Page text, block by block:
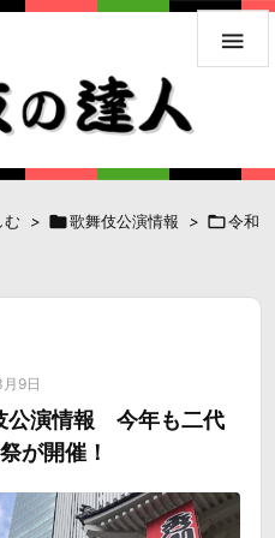

む > 歌舞伎公演情報 > 令和
9日
公演情報 今年も二代
が開催！